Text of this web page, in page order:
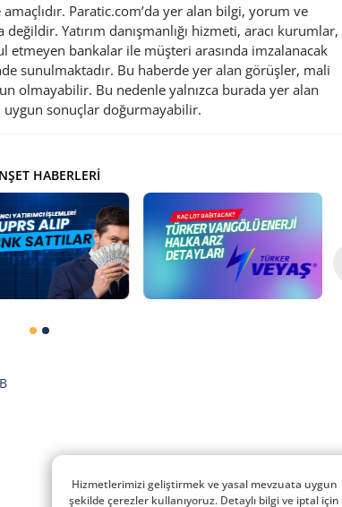
Paratic.com’da yer alan bilgi, yorum ve
değildir. Yatırım danışmanlığı hizmeti, aracı kurumlar,
bankalar ile müşteri arasında imzalanacak
sunulmaktadır. Bu haberde yer alan görüşler, mali
olmayabilir. Bu nedenle yalnızca burada yer alan
uygun sonuçlar doğurmayabilir.
HABERLERI
Hizmetlerimizi geliştirmek ve yasal mevzuata uygun
şekilde çerezler kullanıyoruz. Detaylı bilgi ve iptal için